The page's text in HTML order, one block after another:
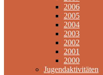
2006
2005
2004
2003
2002
2001
2000
Jugendaktivitäten